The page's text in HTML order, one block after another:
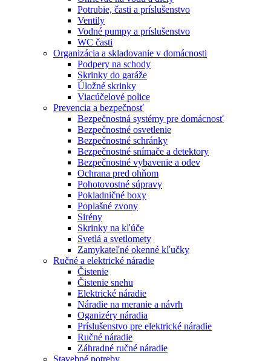
Potrubie, časti a príslušenstvo
Ventily
Vodné pumpy a príslušenstvo
WC časti
Organizácia a skladovanie v domácnosti
Podpery na schody
Skrinky do garáže
Úložné skrinky
Viacúčelové police
Prevencia a bezpečnosť
Bezpečnostná systémy pre domácnosť
Bezpečnostné osvetlenie
Bezpečnostné schránky
Bezpečnostné snímače a detektory
Bezpečnostné vybavenie a odev
Ochrana pred ohňom
Pohotovostné súpravy
Pokladničné boxy
Poplašné zvony
Sirény
Skrinky na kľúče
Svetlá a svetlomety
Zamykateľné okenné kľučky
Ručné a elektrické náradie
Čistenie
Čistenie snehu
Elektrické náradie
Náradie na meranie a návrh
Oganizéry náradia
Príslušenstvo pre elektrické náradie
Ručné náradie
Záhradné ručné náradie
Stavebné potreby